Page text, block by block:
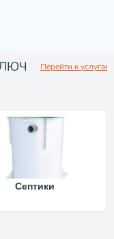
Перейти к услугам
Септики